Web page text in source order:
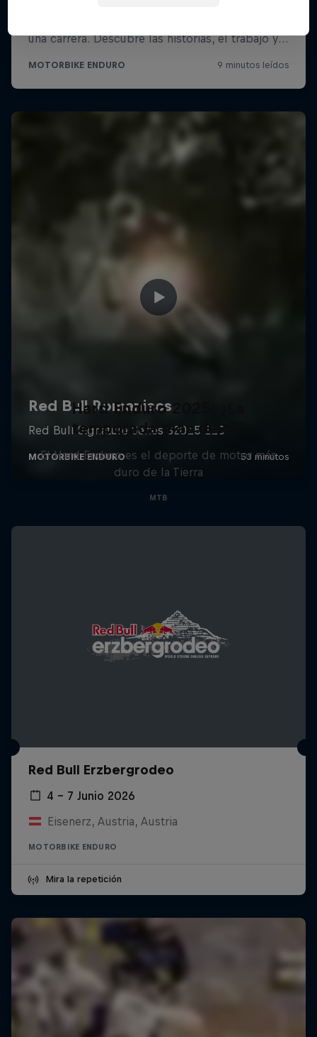
Hard Enduro 2025: ¿La
temporada más difícil?
El Hard Enduro es el deporte de motor más
duro de la Tierra
MTB
Red Bull Erzbergrodeo
4 – 7 Junio 2026
Eisenerz, Austria, Austria
MOTORBIKE ENDURO
Mira la repetición